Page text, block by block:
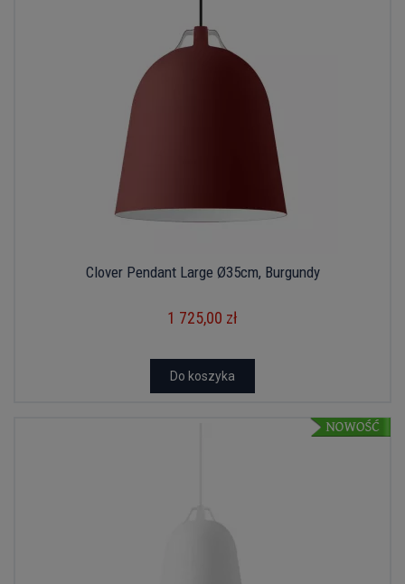
Clover Pendant Large Ø35cm, Burgundy
1 725,00 zł
Do koszyka